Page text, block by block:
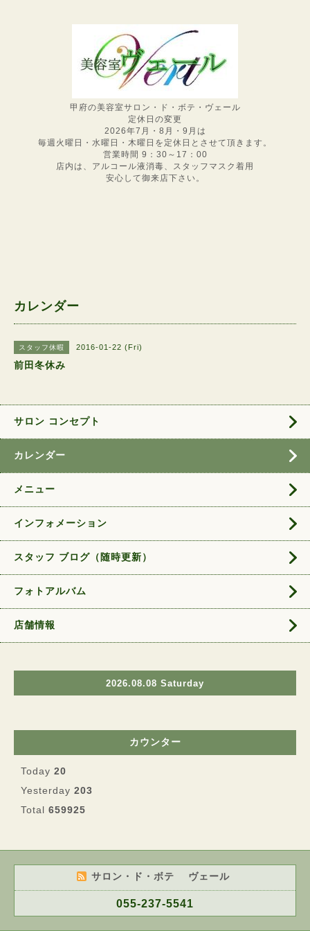
甲府の美容室サロン・ド・ボテ・ヴェール
定休日の変更
2026年7月・8月・9月は
毎週火曜日・水曜日・木曜日を定休日とさせて頂きます。
営業時間 9：30～17：00
店内は、アルコール液消毒、スタッフマスク着用
安心して御来店下さい。
カレンダー
スタッフ休暇 2016-01-22 (Fri)
前田冬休み
サロン コンセプト
カレンダー
メニュー
インフォメーション
スタッフ ブログ（随時更新）
フォトアルバム
店舗情報
2026.08.08 Saturday
カウンター
Today 20
Yesterday 203
Total 659925
サロン・ド・ボテ ヴェール
055-237-5541